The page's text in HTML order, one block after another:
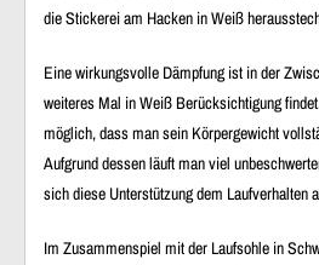
die Stickerei am Hacken in Weiß
Eine wirkungsvolle Dämpfung ist in der
weiteres Mal in Weiß Berücksichtigung
möglich, dass man sein Körpergewicht
Aufgrund dessen läuft man viel
sich diese Unterstützung dem Laufverhalten
Im Zusammenspiel mit der Laufsohle in